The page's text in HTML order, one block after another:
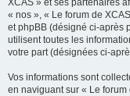
XCAS » et ses partenaires
« nos », « Le forum de
et phpBB (désigné ci-après
utilisent toutes les
votre part (désignées ci-
Vos informations sont
en naviguant sur « Le